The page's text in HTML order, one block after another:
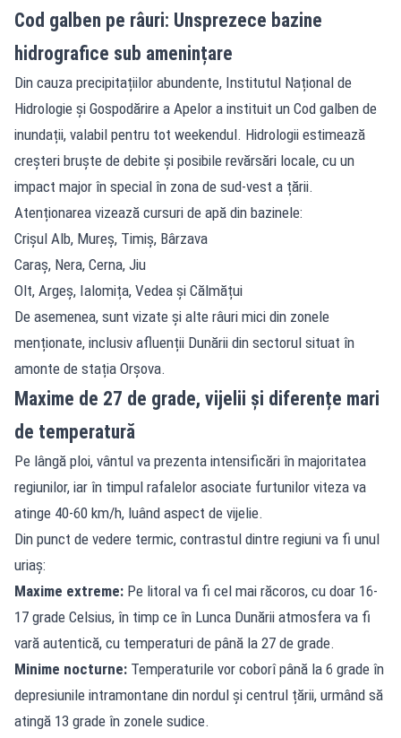
Cod galben pe râuri: Unsprezece bazine
hidrografice sub amenințare
Din cauza precipitațiilor abundente, Institutul Național de
Hidrologie și Gospodărire a Apelor a instituit un Cod galben de
inundații, valabil pentru tot weekendul. Hidrologii estimează
creșteri bruște de debite și posibile revărsări locale, cu un
impact major în special în zona de sud-vest a țării.
Atenționarea vizează cursuri de apă din bazinele:
Crișul Alb, Mureș, Timiș, Bârzava
Caraș, Nera, Cerna, Jiu
Olt, Argeș, Ialomița, Vedea și Călmățui
De asemenea, sunt vizate și alte râuri mici din zonele
menționate, inclusiv afluenții Dunării din sectorul situat în
amonte de stația Orșova.
Maxime de 27 de grade, vijelii și diferențe mari
de temperatură
Pe lângă ploi, vântul va prezenta intensificări în majoritatea
regiunilor, iar în timpul rafalelor asociate furtunilor viteza va
atinge 40-60 km/h, luând aspect de vijelie.
Din punct de vedere termic, contrastul dintre regiuni va fi unul
uriaș:
Maxime extreme: Pe litoral va fi cel mai răcoros, cu doar 16-
17 grade Celsius, în timp ce în Lunca Dunării atmosfera va fi
vară autentică, cu temperaturi de până la 27 de grade.
Minime nocturne: Temperaturile vor coborî până la 6 grade în
depresiunile intramontane din nordul și centrul țării, urmând să
atingă 13 grade în zonele sudice.